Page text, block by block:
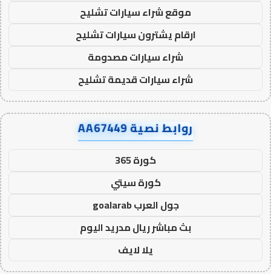
موقع شراء سيارات تشليح
ارقام يشترون سيارات تشليح
شراء سيارات مصدومة
شراء سيارات قديمة تشليح
روابط نصية AA67449
كورة 365
كورة سيتي
جول العرب goalarab
بث مباشر ريال مدريد اليوم
يلا لايف